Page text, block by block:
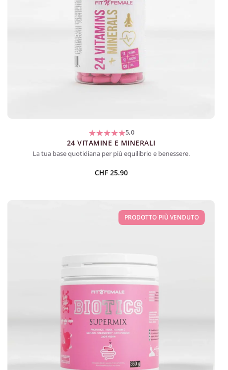
5,0
24 VITAMINE E MINERALI
La tua base quotidiana per più equilibrio e benessere.
CHF25.90
PRODOTTO PIÙ VENDUTO